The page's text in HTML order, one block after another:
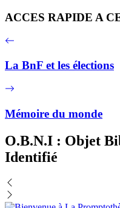
ACCES RAPIDE A
La BnF et les élections
Mémoire du monde
O.B.N.I : Objet
Identifié